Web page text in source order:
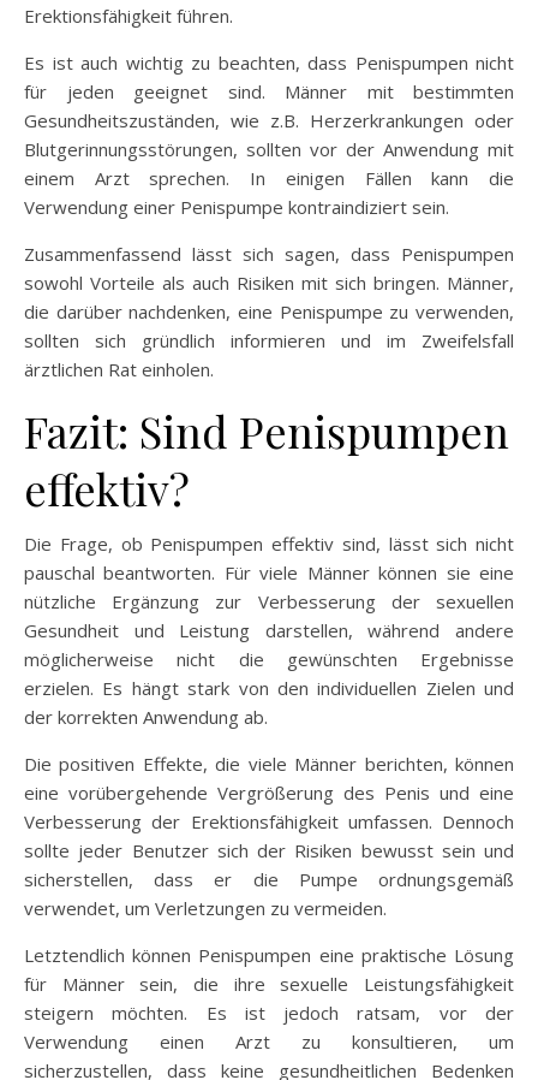
Erektionsfähigkeit führen.
Es ist auch wichtig zu beachten, dass Penispumpen nicht
für jeden geeignet sind. Männer mit bestimmten
Gesundheitszuständen, wie z.B. Herzerkrankungen oder
Blutgerinnungsstörungen, sollten vor der Anwendung mit
einem Arzt sprechen. In einigen Fällen kann die
Verwendung einer Penispumpe kontraindiziert sein.
Zusammenfassend lässt sich sagen, dass Penispumpen
sowohl Vorteile als auch Risiken mit sich bringen. Männer,
die darüber nachdenken, eine Penispumpe zu verwenden,
sollten sich gründlich informieren und im Zweifelsfall
ärztlichen Rat einholen.
Fazit: Sind Penispumpen
effektiv?
Die Frage, ob Penispumpen effektiv sind, lässt sich nicht
pauschal beantworten. Für viele Männer können sie eine
nützliche Ergänzung zur Verbesserung der sexuellen
Gesundheit und Leistung darstellen, während andere
möglicherweise nicht die gewünschten Ergebnisse
erzielen. Es hängt stark von den individuellen Zielen und
der korrekten Anwendung ab.
Die positiven Effekte, die viele Männer berichten, können
eine vorübergehende Vergrößerung des Penis und eine
Verbesserung der Erektionsfähigkeit umfassen. Dennoch
sollte jeder Benutzer sich der Risiken bewusst sein und
sicherstellen, dass er die Pumpe ordnungsgemäß
verwendet, um Verletzungen zu vermeiden.
Letztendlich können Penispumpen eine praktische Lösung
für Männer sein, die ihre sexuelle Leistungsfähigkeit
steigern möchten. Es ist jedoch ratsam, vor der
Verwendung einen Arzt zu konsultieren, um
sicherzustellen, dass keine gesundheitlichen Bedenken